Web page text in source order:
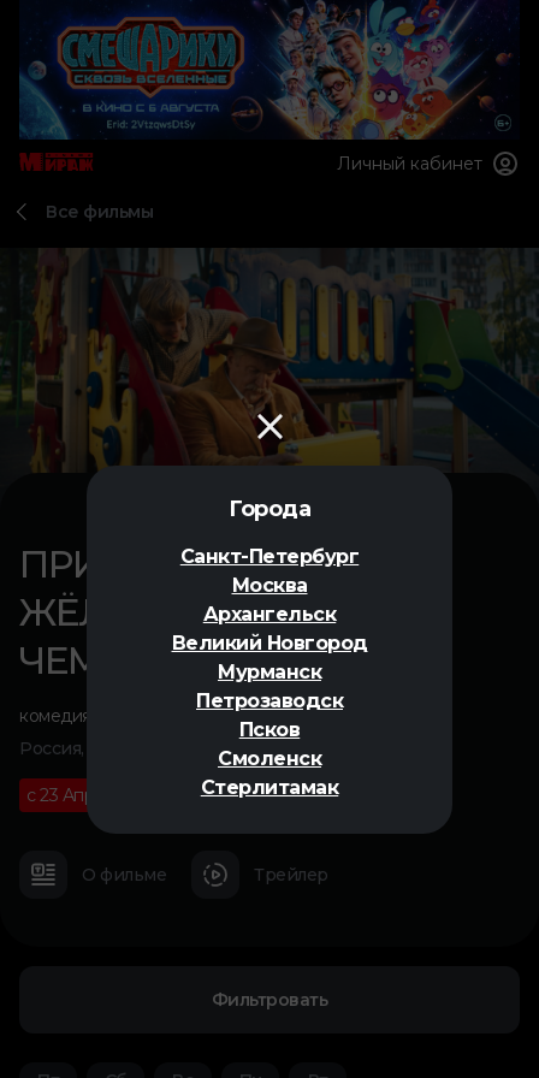
Города
Санкт-Петербург
Москва
Архангельск
Великий Новгород
Мурманск
Петрозаводск
Псков
Смоленск
Стерлитамак
Личный кабинет
Все фильмы
ПРИКЛЮЧЕНИЯ
ЖЁЛТОГО
ЧЕМОДАНЧИКА
комедия приключения,фэнтези,семейный
Россия, 2026
с 23 Апреля 01 ч 40 м
О фильме Трейлер
Фильтровать